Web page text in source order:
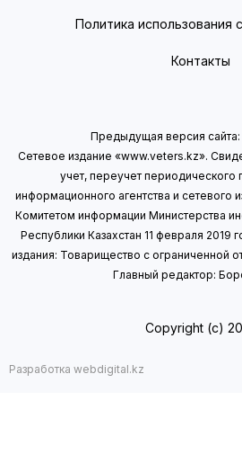
Политика использования
Контакты
Предыдущая версия сайта:
Сетевое издание «www.veters.kz».
учет, переучет периодического
информационного агентства и сетевого
Комитетом информации Министерства
Республики Казахстан 11 февраля 2019
издания: Товарищество с ограниченной
Главный редактор:
Copyright (с)
Разработка webdigital.kz